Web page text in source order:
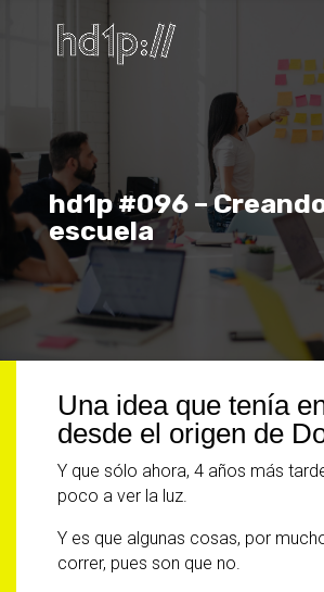
hd1p #096 –
escuela
Una idea que tenía
desde el origen de
Y que sólo ahora, 4 años más
poco a ver la luz.
Y es que algunas cosas, por
correr, pues son que no.